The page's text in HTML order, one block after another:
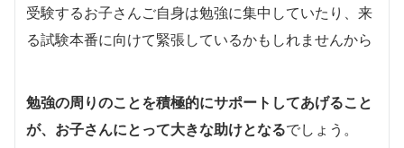
受験するお子さんご自身は勉強に集中していたり、来
る試験本番に向けて緊張しているかもしれませんから
勉強の周りのことを積極的にサポートしてあげること
が、お子さんにとって大きな助けとなるでしょう。